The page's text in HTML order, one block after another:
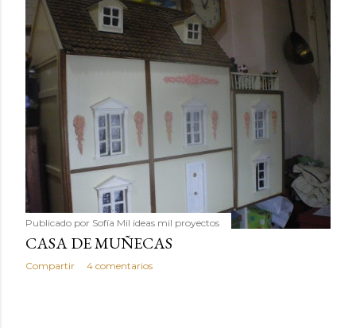
Publicado por Sofía Mil ideas mil proyectos
CASA DE MUÑECAS
Compartir 4 comentarios